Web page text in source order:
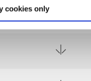
cookies only